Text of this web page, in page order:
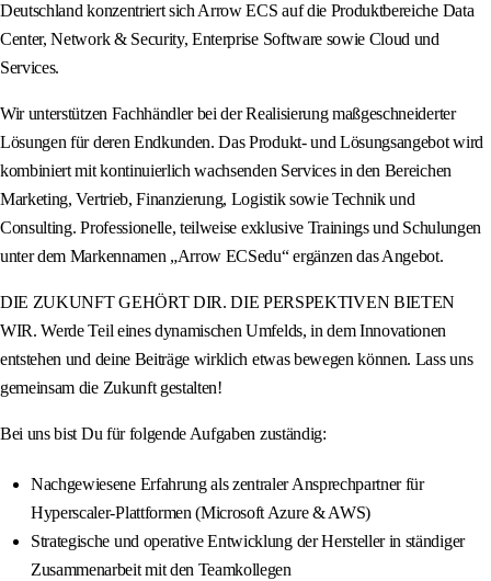
Deutschland konzentriert sich Arrow ECS auf die Produktbereiche Data
Center, Network & Security, Enterprise Software sowie Cloud und
Services.
Wir unterstützen Fachhändler bei der Realisierung maßgeschneiderter
Lösungen für deren Endkunden. Das Produkt- und Lösungsangebot wird
kombiniert mit kontinuierlich wachsenden Services in den Bereichen
Marketing, Vertrieb, Finanzierung, Logistik sowie Technik und
Consulting. Professionelle, teilweise exklusive Trainings und Schulungen
unter dem Markennamen „Arrow ECSedu“ ergänzen das Angebot.
DIE ZUKUNFT GEHÖRT DIR. DIE PERSPEKTIVEN BIETEN
WIR. Werde Teil eines dynamischen Umfelds, in dem Innovationen
entstehen und deine Beiträge wirklich etwas bewegen können. Lass uns
gemeinsam die Zukunft gestalten!
Bei uns bist Du für folgende Aufgaben zuständig:
Nachgewiesene Erfahrung als zentraler Ansprechpartner für
Hyperscaler-Plattformen (Microsoft Azure & AWS)
Strategische und operative Entwicklung der Hersteller in ständiger
Zusammenarbeit mit den Teamkollegen